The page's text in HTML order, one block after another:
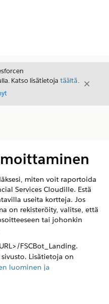
Katso lisätietoja täältä.
Sulje
miten voit raportoida
Services Cloudille. Estä
useita kortteja. Jos
on rekisteröity, valitse, että
tai johonkin
FSCBot_Landing.
Lisätietoja on
luominen ja
kortin, syötä viimeiseksi